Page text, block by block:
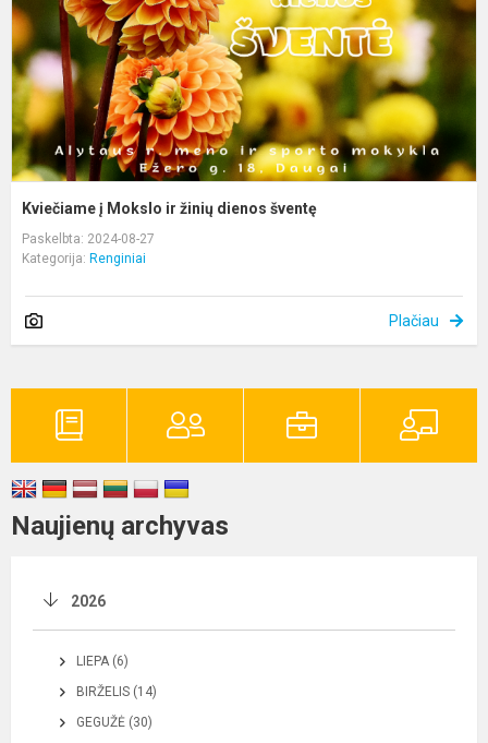
Kviečiame į Mokslo ir žinių dienos šventę
Paskelbta: 2024-08-27
Kategorija: Renginiai
Plačiau
Naujienų archyvas
2026
LIEPA (6)
BIRŽELIS (14)
GEGUŽĖ (30)